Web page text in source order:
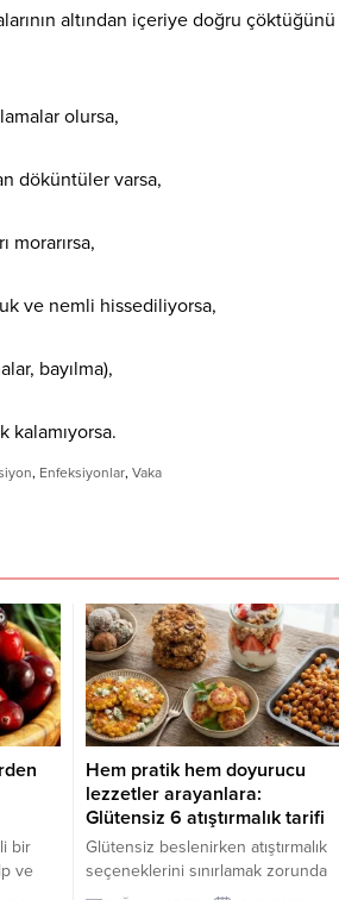
altından içeriye doğru çöktüğünü
olursa,
döküntüler varsa,
morarırsa,
ve nemli hissediliyorsa,
bayılma),
kalamıyorsa.
, Enfeksiyonlar, Vaka
bir
ve
Hem pratik hem doyurucu
lezzetler arayanlara:
Glütensiz 6 atıştırmalık tarifi
Glütensiz beslenirken atıştırmalık
seçeneklerini sınırlamak zorunda
değilsiniz. Evde kolayca